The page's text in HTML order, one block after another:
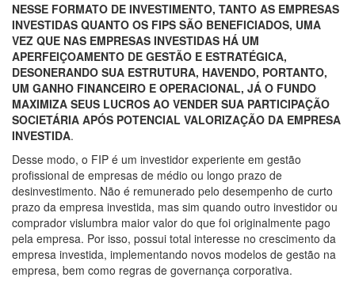
NESSE FORMATO DE INVESTIMENTO, TANTO AS EMPRESAS
INVESTIDAS QUANTO OS FIPS SÃO BENEFICIADOS, UMA
VEZ QUE NAS EMPRESAS INVESTIDAS HÁ UM
APERFEIÇOAMENTO DE GESTÃO E ESTRATÉGICA,
DESONERANDO SUA ESTRUTURA, HAVENDO, PORTANTO,
UM GANHO FINANCEIRO E OPERACIONAL, JÁ O FUNDO
MAXIMIZA SEUS LUCROS AO VENDER SUA PARTICIPAÇÃO
SOCIETÁRIA APÓS POTENCIAL VALORIZAÇÃO DA EMPRESA
INVESTIDA.
Desse modo, o FIP é um investidor experiente em gestão
profissional de empresas de médio ou longo prazo de
desinvestimento. Não é remunerado pelo desempenho de curto
prazo da empresa investida, mas sim quando outro investidor ou
comprador vislumbra maior valor do que foi originalmente pago
pela empresa. Por isso, possui total interesse no crescimento da
empresa investida, implementando novos modelos de gestão na
empresa, bem como regras de governança corporativa.